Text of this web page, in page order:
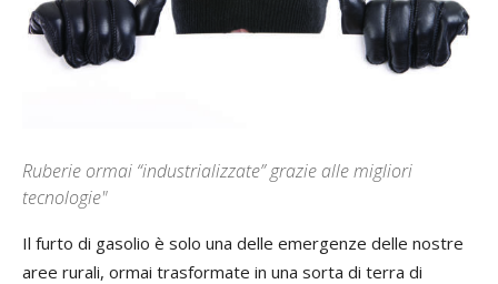
Ruberie ormai “industrializzate” grazie alle migliori
tecnologie"
Il furto di gasolio è solo una delle emergenze delle nostre
aree rurali, ormai trasformate in una sorta di terra di